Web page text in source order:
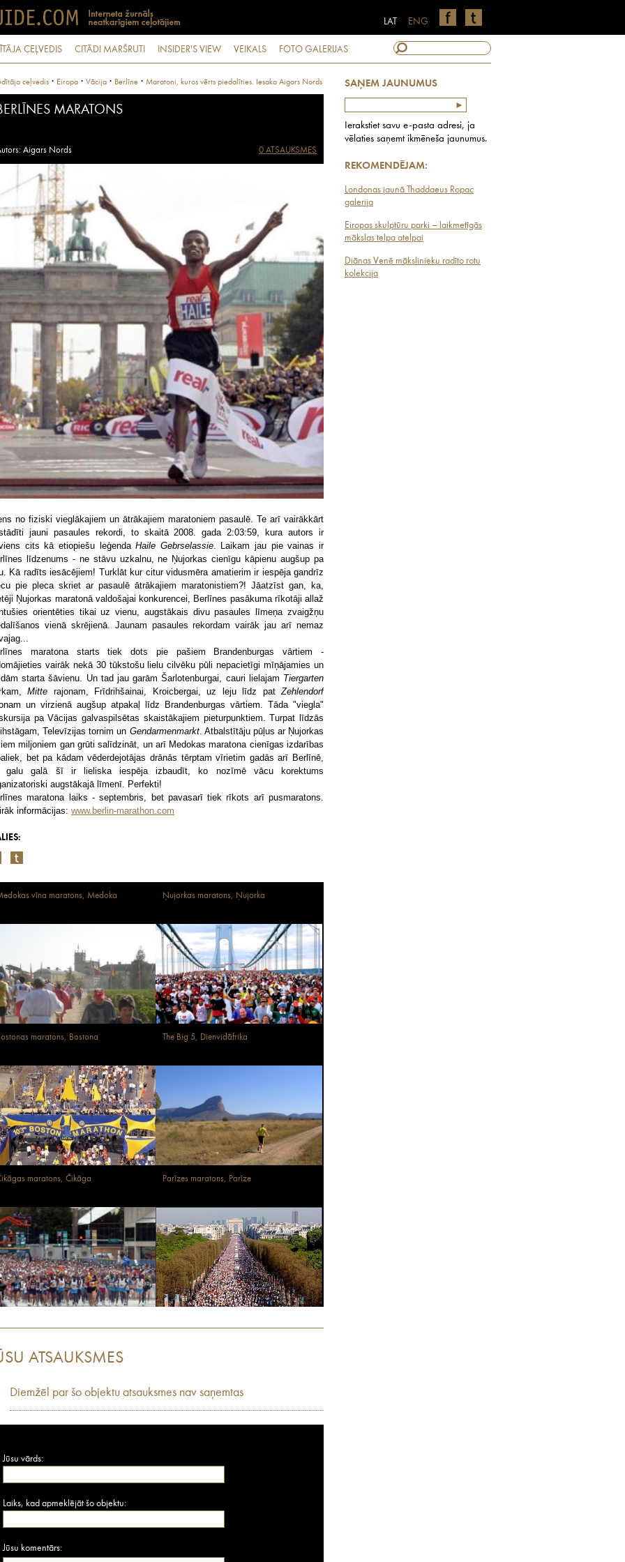
ENG
LAT
CEĻVEDIS CITĀDI MARŠRUTI INSIDER'S VIEW VEIKALS FOTO GALERIJAS
SAŅEM JAUNUMUS
Ierakstiet savu e-pasta adresi, ja
vēlaties saņemt ikmēneša jaunumus.
REKOMENDĒJAM:
Londonas jaunā Thaddaeus Ropac
galerija
Eiropas skulptūru parki – laikmetīgās
mākslas telpa atelpai
Diānas Venē mākslinieku radīto rotu
kolekcija
ceļvedis · Eiropa · Vācija · Berlīne · Maratoni, kuros vērts piedalīties. Iesaka Aigars Nords
MARATONS
Aigars Nords 0 ATSAUKSMES
no fiziski vieglākajiem un ātrākajiem maratoniem pasaulē. Te arī vairākkārt
jauni pasaules rekordi, to skaitā 2008. gada 2:03:59, kura autors ir
cits kā etiopiešu leģendaHaile Gebrselassie. Laikam jau pie vainas ir
līdzenums - ne stāvu uzkalnu, ne Ņujorkas cienīgu kāpienu augšup pa
Kā radīts iesācējiem! Turklāt kur citur vidusmēra amatierim ir iespēja gandrīz
pie pleca skriet ar pasaulē ātrākajiem maratonistiem?! Jāatzīst gan, ka,
Ņujorkas maratonā valdošajai konkurencei, Berlīnes pasākuma rīkotāji allaž
orientēties tikai uz vienu, augstākais divu pasaules līmeņa zvaigžņu
vienā skrējienā. Jaunam pasaules rekordam vairāk jau arī nemaz
maratona starts tiek dots pie pašiem Brandenburgas vārtiem -
vairāk nekā 30 tūkstošu lielu cilvēku pūli nepacietīgi mīņājamies un
starta šāvienu. Un tad jau garām Šarlotenburgai, cauri lielajam Tiergarten
Mitte rajonam, Frīdrihšainai, Kroicbergai, uz leju līdz patZehlendorf
un virzienā augšup atpakaļ līdz Brandenburgas vārtiem. Tāda "viegla"
pa Vācijas galvaspilsētas skaistākajiem pieturpunktiem. Turpat līdzās
Televīzijas tornim un Gendarmenmarkt. Atbalstītāju pūļus ar Ņujorkas
miljoniem gan grūti salīdzināt, un arī Medokas maratona cienīgas izdarības
bet pa kādam vēderdejotājas drānās tērptam vīrietim gadās arī Berlīnē,
galu galā šī ir lieliska iespēja izbaudīt, ko nozīmē vācu korektums
augstākajā līmenī. Perfekti!
maratona laiks - septembris, bet pavasarī tiek rīkots arī pusmaratons.
informācijas: www.berlin-marathon.com
vīna maratons, Medoka Ņujorkas maratons, Ņujorka
maratons, Bostona The Big 5, Dienvidāfrika
maratons, Čikāga Parīzes maratons, Parīze
ATSAUKSMES
Diemžēl par šo objektu atsauksmes nav saņemtas
Jūsu vārds:
Laiks, kad apmeklējāt šo objektu:
Jūsu komentārs: